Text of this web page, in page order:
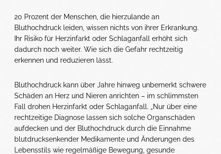
20 Prozent der Menschen, die hierzulande an
Bluthochdruck leiden, wissen nichts von ihrer Erkrankung.
Ihr Risiko für Herzinfarkt oder Schlaganfall erhöht sich
dadurch noch weiter. Wie sich die Gefahr rechtzeitig
erkennen und reduzieren lässt.
Bluthochdruck kann über Jahre hinweg unbemerkt schwere
Schäden an Herz und Nieren anrichten – im schlimmsten
Fall drohen Herzinfarkt oder Schlaganfall. „Nur über eine
rechtzeitige Diagnose lassen sich solche Organschäden
aufdecken und der Bluthochdruck durch die Einnahme
blutdrucksenkender Medikamente und Änderungen des
Lebensstils wie regelmäßige Bewegung, gesunde